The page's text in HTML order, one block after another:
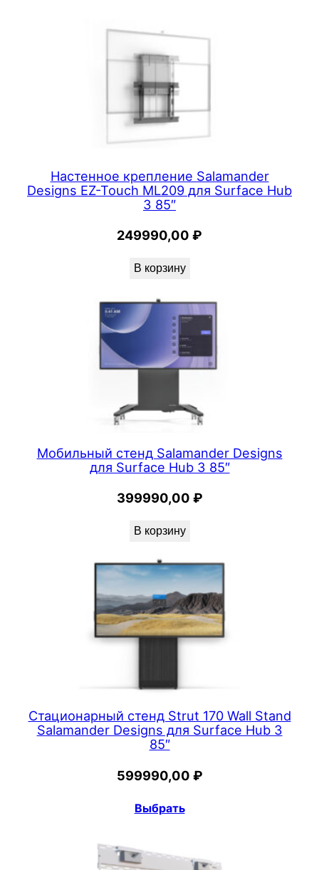
Настенное крепление Salamander
Designs EZ-Touch ML209 для Surface Hub
3 85″
249990,00 ₽
В корзину
Мобильный стенд Salamander Designs
для Surface Hub 3 85″
399990,00 ₽
В корзину
Стационарный стенд Strut 170 Wall Stand
Salamander Designs для Surface Hub 3
85″
599990,00 ₽
Выбрать